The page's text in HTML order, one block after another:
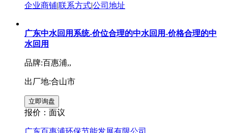
企业商铺|联系方式|公司地址
广东中水回用系统-价位合理的中水回用-价格合理的中
水回用
品牌:百惠浦,,
出厂地:合山市
报价： 面议
广东百惠浦环保节能发展有限公司